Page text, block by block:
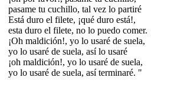
pasame tu cuchillo, tal vez lo partiré
Está duro el filete, ¡qué duro está!,
esta duro el filete, no lo puedo comer.
¡Oh maldición!, yo lo usaré de suela,
yo lo usaré de suela, así lo usaré
¡oh maldición!, yo lo usaré de suela,
yo lo usaré de suela, así terminaré. "